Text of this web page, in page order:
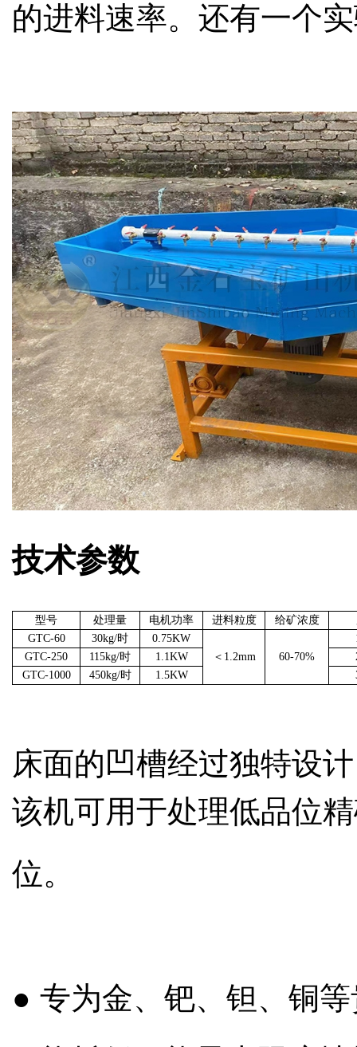
的进料速率。还有一个
技术参数
型号 处理量 电机功率 进料粒度 给矿浓度
GTC-60
30kg/时
0.75KW
＜1.2mm
60-70%
GTC-250
115kg/时 1.1KW
GTC-1000
450kg/时 1.5KW
床面的凹槽经过独特设
该机可用于处理低品位
位。
● 专为金、钯、钽、铜